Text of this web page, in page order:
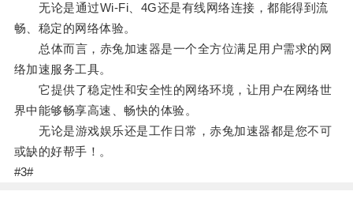
无论是通过Wi-Fi、4G还是有线网络连接，都能得到流
畅、稳定的网络体验。
总体而言，赤兔加速器是一个全方位满足用户需求的网
络加速服务工具。
它提供了稳定性和安全性的网络环境，让用户在网络世
界中能够畅享高速、畅快的体验。
无论是游戏娱乐还是工作日常，赤兔加速器都是您不可
或缺的好帮手！。
#3#